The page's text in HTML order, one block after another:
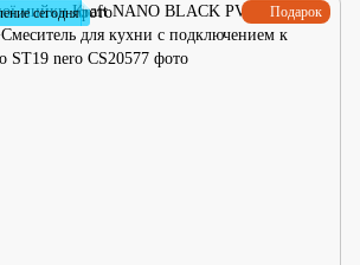
Подарок
сегодня